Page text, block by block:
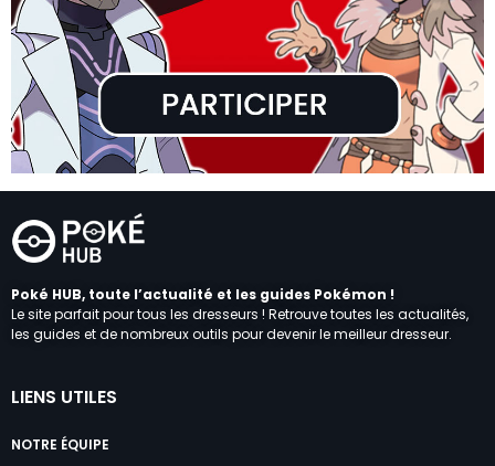
Poké HUB, toute l’actualité et les guides Pokémon !
Le site parfait pour tous les dresseurs ! Retrouve toutes les actualités,
les guides et de nombreux outils pour devenir le meilleur dresseur.
LIENS UTILES
NOTRE ÉQUIPE